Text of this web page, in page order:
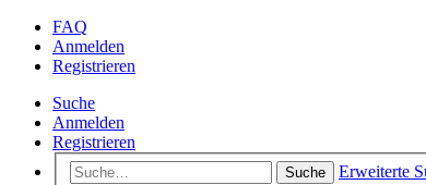
FAQ
Anmelden
Registrieren
Suche
Anmelden
Registrieren
Suche Erweiterte